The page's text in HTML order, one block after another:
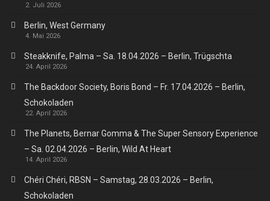
2. Juli 2026
Berlin, West Germany
4. Mai 2026
Steakknife, Palma – Sa. 18.04.2026 – Berlin, Trügschta
24. April 2026
The Backdoor Society, Boris Bond – Fr. 17.04.2026 – Berlin,
Schokoladen
22. April 2026
The Planets, Bernar Gomma & The Super Sensory Experience
– Sa. 02.04.2026 – Berlin, Wild At Heart
14. April 2026
Chéri Chéri, RBSN – Samstag, 28.03.2026 – Berlin,
Schokoladen